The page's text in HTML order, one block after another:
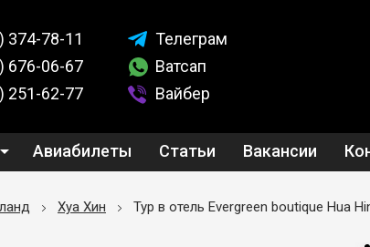
374-78-11
676-06-67
251-62-77
Телеграм
Ватсап
Вайбер
Авиабилеты Статьи Вакансии
Хуа Хин Тур в отель Evergreen boutique Hua